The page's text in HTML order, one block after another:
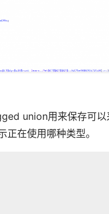
union用来保存可
在使用哪种类型。